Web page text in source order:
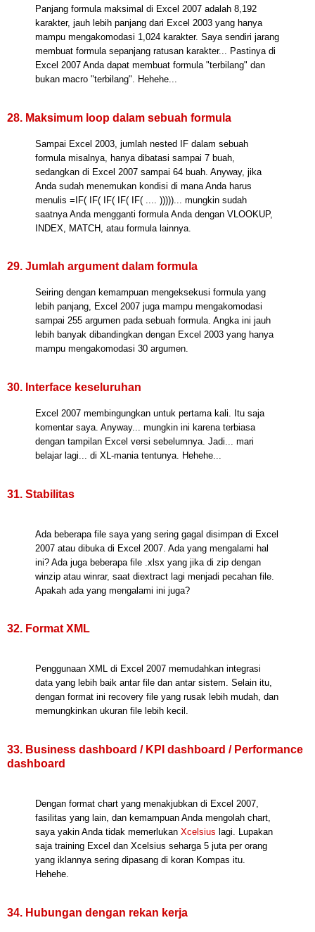
Panjang formula maksimal di Excel 2007 adalah 8,192
karakter, jauh lebih panjang dari Excel 2003 yang hanya
mampu mengakomodasi 1,024 karakter. Saya sendiri jarang
membuat formula sepanjang ratusan karakter... Pastinya di
Excel 2007 Anda dapat membuat formula "terbilang" dan
bukan macro "terbilang". Hehehe...
28. Maksimum loop dalam sebuah formula
Sampai Excel 2003, jumlah nested IF dalam sebuah
formula misalnya, hanya dibatasi sampai 7 buah,
sedangkan di Excel 2007 sampai 64 buah. Anyway, jika
Anda sudah menemukan kondisi di mana Anda harus
menulis =IF( IF( IF( IF( IF( .... )))))... mungkin sudah
saatnya Anda mengganti formula Anda dengan VLOOKUP,
INDEX, MATCH, atau formula lainnya.
29. Jumlah argument dalam formula
Seiring dengan kemampuan mengeksekusi formula yang
lebih panjang, Excel 2007 juga mampu mengakomodasi
sampai 255 argumen pada sebuah formula. Angka ini jauh
lebih banyak dibandingkan dengan Excel 2003 yang hanya
mampu mengakomodasi 30 argumen.
30. Interface keseluruhan
Excel 2007 membingungkan untuk pertama kali. Itu saja
komentar saya. Anyway... mungkin ini karena terbiasa
dengan tampilan Excel versi sebelumnya. Jadi... mari
belajar lagi... di XL-mania tentunya. Hehehe...
31. Stabilitas
Ada beberapa file saya yang sering gagal disimpan di Excel
2007 atau dibuka di Excel 2007. Ada yang mengalami hal
ini? Ada juga beberapa file .xlsx yang jika di zip dengan
winzip atau winrar, saat diextract lagi menjadi pecahan file.
Apakah ada yang mengalami ini juga?
32. Format XML
Penggunaan XML di Excel 2007 memudahkan integrasi
data yang lebih baik antar file dan antar sistem. Selain itu,
dengan format ini recovery file yang rusak lebih mudah, dan
memungkinkan ukuran file lebih kecil.
33. Business dashboard / KPI dashboard / Performance
dashboard
Dengan format chart yang menakjubkan di Excel 2007,
fasilitas yang lain, dan kemampuan Anda mengolah chart,
saya yakin Anda tidak memerlukan Xcelsius lagi. Lupakan
saja training Excel dan Xcelsius seharga 5 juta per orang
yang iklannya sering dipasang di koran Kompas itu.
Hehehe.
34. Hubungan dengan rekan kerja